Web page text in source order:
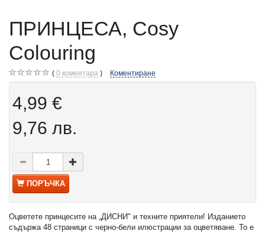
ПРИНЦЕСА, Cosy
Colouring
0 коментара Коментиране
4,99 €
9,76 лв.
ПОРЪЧКА
Оцветете принцесите на „ДИСНИ" и техните приятели! Изданието
съдържа 48 страници с черно-бели илюстрации за оцветяване. То е